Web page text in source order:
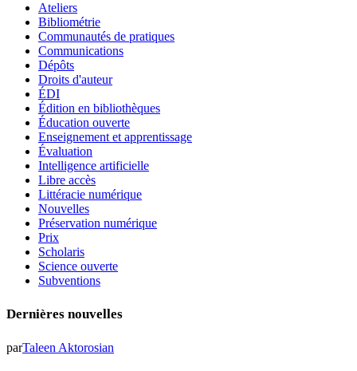
Ateliers
Bibliométrie
Communautés de pratiques
Communications
Dépôts
Droits d'auteur
ÉDI
Édition en bibliothèques
Éducation ouverte
Enseignement et apprentissage
Évaluation
Intelligence artificielle
Libre accès
Littéracie numérique
Nouvelles
Préservation numérique
Prix
Scholaris
Science ouverte
Subventions
Dernières nouvelles
parTaleen Aktorosian